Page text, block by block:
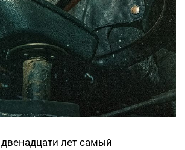
лет самый